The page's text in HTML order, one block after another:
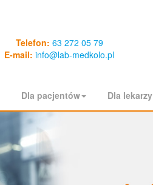
Telefon: 63 272 05 79
E-mail: info@lab-medkolo.pl
Dla pacjentów Dla lekarzy